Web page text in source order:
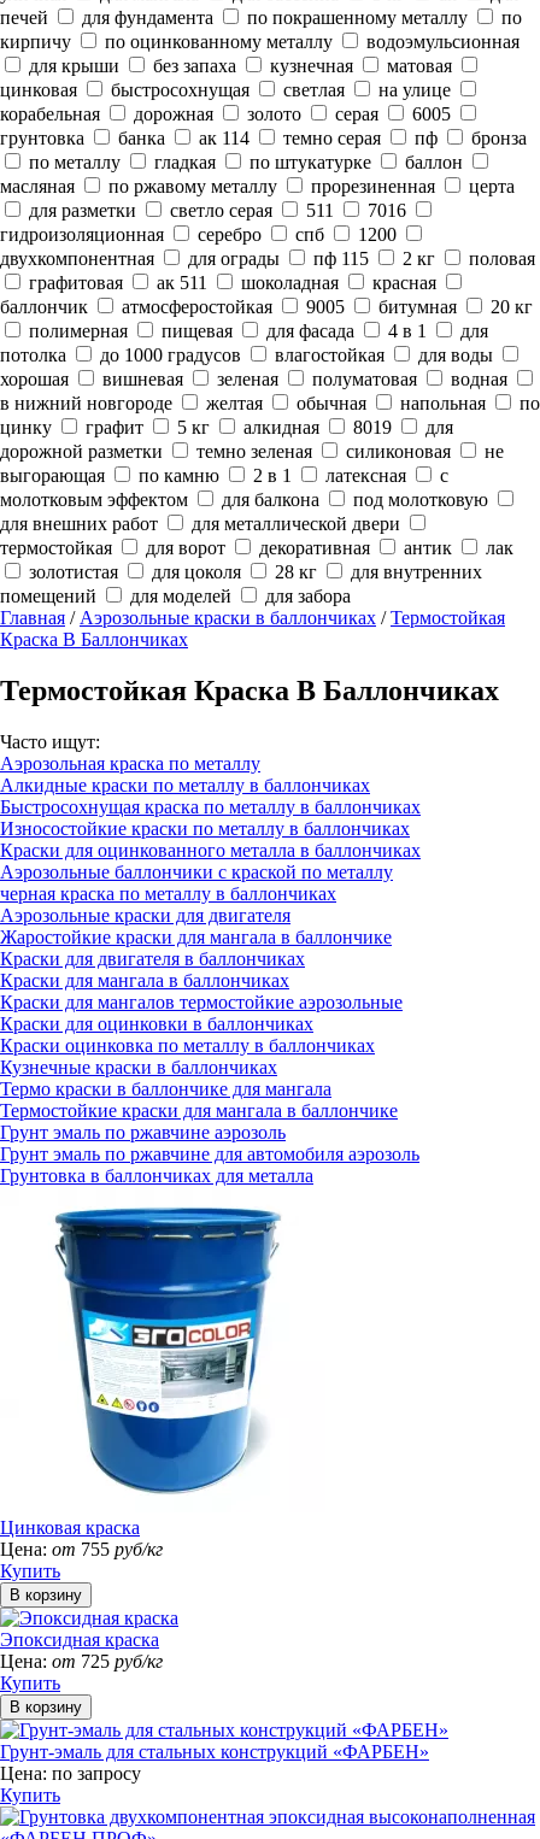
печей
для фундамента по покрашенному металлу
по
кирпичу
по оцинкованному металлу
водоэмульсионная
для крыши
без запаха кузнечная
матовая
цинковая
быстросохнущая светлая
на улице
корабельная
дорожная золото серая
6005
грунтовка
банка ак 114 темно серая пф
бронза
по металлу
гладкая по штукатурке
баллон
масляная
по ржавому металлу прорезиненная
церта
для разметки
светло серая 511
7016
гидроизоляционная
серебро спб
1200
двухкомпонентная
для ограды пф 115 2 кг
половая
графитовая
ак 511 шоколадная
красная
баллончик
атмосферостойкая 9005 битумная
20 кг
полимерная
пищевая для фасада 4 в 1
для
потолка
до 1000 градусов влагостойкая
для воды
хорошая
вишневая зеленая полуматовая
водная
в нижний новгороде
желтая обычная напольная
по
цинку
графит 5 кг алкидная 8019
для
дорожной разметки
темно зеленая силиконовая
не
выгорающая
по камню 2 в 1 латексная
с
молотковым эффектом
для балкона
под молотковую
для внешних работ
для металлической двери
термостойкая
для ворот декоративная антик
лак
золотистая
для цоколя 28 кг
для внутренних
помещений
для моделей
для забора
Главная / Аэрозольные краски в баллончиках /Термостойкая
Краска В Баллончиках
Термостойкая Краска В Баллончиках
Часто ищут:
Аэрозольная краска по металлу
Алкидные краски по металлу в баллончиках
Быстросохнущая краска по металлу в баллончиках
Износостойкие краски по металлу в баллончиках
Краски для оцинкованного металла в баллончиках
Аэрозольные баллончики с краской по металлу
черная краска по металлу в баллончиках
Аэрозольные краски для двигателя
Жаростойкие краски для мангала в баллончике
Краски для двигателя в баллончиках
Краски для мангала в баллончиках
Краски для мангалов термостойкие аэрозольные
Краски для оцинковки в баллончиках
Краски оцинковка по металлу в баллончиках
Кузнечные краски в баллончиках
Термо краски в баллончике для мангала
Термостойкие краски для мангала в баллончике
Грунт эмаль по ржавчине аэрозоль
Грунт эмаль по ржавчине для автомобиля аэрозоль
Грунтовка в баллончиках для металла
Цинковая краска
Цена: от 755 руб/кг
Купить
Эпоксидная краска
Цена: от 725 руб/кг
Купить
Грунт-эмаль для стальных конструкций «ФАРБЕН»
Цена: по запросу
Купить